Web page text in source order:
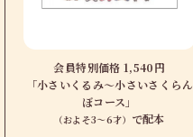
会員特別価格 1,540円
「小さいくるみ〜小さいさくらん
ぼコース」
（およそ3〜6才） で配本